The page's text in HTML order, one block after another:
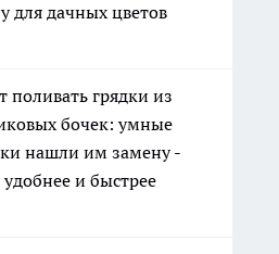
для дачных цветов
поливать грядки из
бочек: умные
нашли им замену -
и быстрее